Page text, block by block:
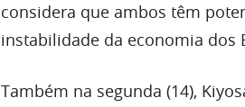
considera que ambos têm
instabilidade da economia dos
Também na segunda (14),